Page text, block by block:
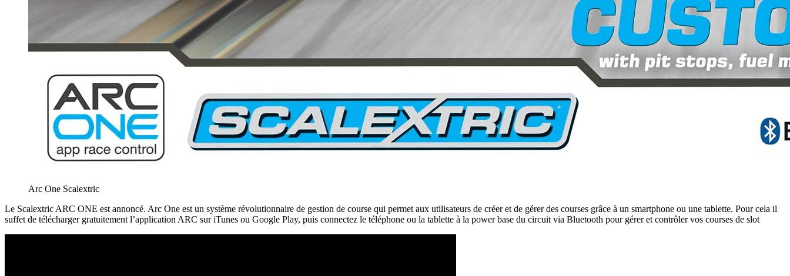
Arc One Scalextric
Le Scalextric ARC ONE est annoncé. Arc One est un système révolutionnaire de gestion de course qui permet aux utilisateurs de créer et de gérer des courses grâce à un smartphone ou une tablette. Pour cela il
suffet de télécharger gratuitement l’application ARC sur iTunes ou Google Play, puis connectez le téléphone ou la tablette à la power base du circuit via Bluetooth pour gérer et contrôler vos courses de slot